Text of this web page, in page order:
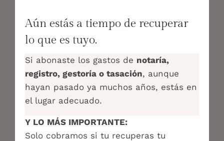
Laboral
Representación Legal
Oficina virtual
Startups
Auditoría
Aún estás a tiempo de recuperar
lo que es tuyo.
Si abonaste los gastos de notaría,
registro, gestoría o tasación, aunque
hayan pasado ya muchos años, estás en
el lugar adecuado.
Y LO MÁS IMPORTANTE:
Solo cobramos si tu recuperas tu